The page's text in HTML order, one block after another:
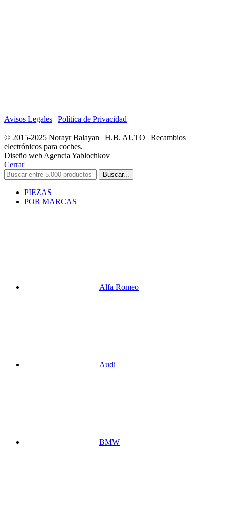
Avisos Legales | Política de Privacidad
© 2015-2025 Norayr Balayan | H.B. AUTO | Recambios
electrónicos para coches.
Diseño web Agencia Yablochkov
Cerrar
Buscar...
PIEZAS
POR MARCAS
Alfa Romeo
Audi
BMW